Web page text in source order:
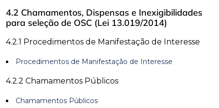
4.2 Chamamentos, Dispensas e Inexigibilidades
para seleção de OSC (Lei 13.019/2014)
4.2.1 Procedimentos de Manifestação de Interesse
Procedimentos de Manifestação de Interesse
4.2.2 Chamamentos Públicos
Chamamentos Públicos